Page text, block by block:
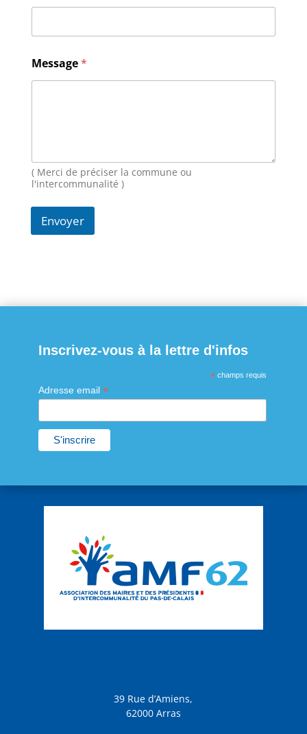
m
e
s
a
g
i
l
Message*
( Merci de préciser la commune ou
l'intercommunalité )
Envoyer
Inscrivez-vous à la lettre d'infos
* champs requis
Adresse email *
39 Rue d’Amiens,
62000 Arras